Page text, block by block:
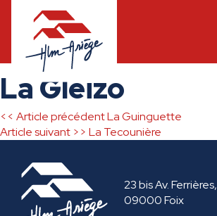
Skip
to
content
La Gleizo
Navigation
de
l’article
<< Article précédentLa Guinguette
Article suivant >> La Tecounière
23 bis Av. Ferrières,
09000 Foix